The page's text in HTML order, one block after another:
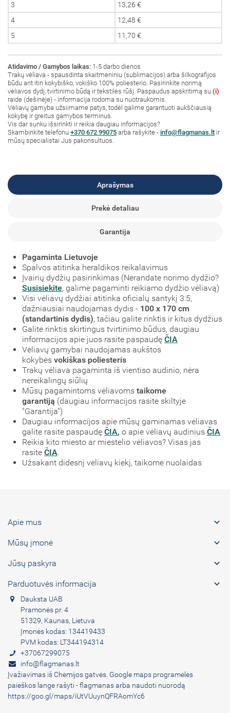
3
13,26 €
4
12,48 €
5
11,70 €
Atidavimo / Gamybos laikas: 1-5 darbo dienos
Trakų vėliava - spausdinta skaitmeniniu (sublimacijos) arba šilkografijos
būdu ant itin kokybiško, vokiško 100% poliesterio. Pasirinkite norimą
vėliavos dydį, tvirtinimo būdą ir tekstilės rūšį. Paspaudus apskritimą su (i)
raide (dešinėje) - informacija rodoma su nuotraukomis.
Vėliavų gamyba užsiimame patys, todėl galime garantuoti aukščiausią
kokybę ir greitus gamybos terminus.
Vis dar sunku išsirinkti ir reikia daugiau informacijos?
Skambinkite telefonu +370 672 99075 arba rašykite - info@flagmanas.lt ir
mūsų specialistai Jus pakonsultuos.
Aprašymas
Prekė detaliau
Garantija
Pagaminta Lietuvoje
Spalvos atitinka heraldikos reikalavimus
Įvairių dydžių pasirinkimas (Nerandate norimo dydžio?
Susisiekite, galime pagaminti reikiamo dydžio vėliavą)
Visi vėliavų dydžiai atitinka oficialų santykį 3:5,
dažniausiai naudojamas dydis - 100 x 170 cm
(standartinis dydis), tačiau galite rinktis ir kitus dydžius
Galite rinktis skirtingus tvirtinimo būdus, daugiau
informacijos apie juos rasite paspaudę ČIA
Vėliavų gamybai naudojamas aukštos
kokybės vokiškas poliesteris
Trakų vėliava pagaminta iš vientiso audinio, nėra
nereikalingų siūlių
Mūsų pagamintoms vėliavoms taikome
garantiją (daugiau informacijos rasite skiltyje
"Garantija")
Daugiau informacijos apie mūsų gaminamas vėliavas
galite rasite paspaudę ČIA, o apie vėliavų audinius ČIA
Reikia kito miesto ar miestelio vėliavos? Visas jas
rasite ČIA.
Užsakant didesnį vėliavų kiekį, taikome nuolaidas
Apie mus 
Mūsų įmonė 
Jūsų paskyra 
Parduotuvės informacija 
Dauksta UAB
Pramonės pr. 4
51329, Kaunas, Lietuva
Įmonės kodas: 134419433
PVM kodas: LT344194314
+37067299075
info@flagmanas.lt
Įvažiavimas iš Chemijos gatvės. Google maps programėlės
paieškos lange rašyti - flagmanas arba naudoti nuorodą
https://goo.gl/maps/iUtVUuynQFRAomYc6